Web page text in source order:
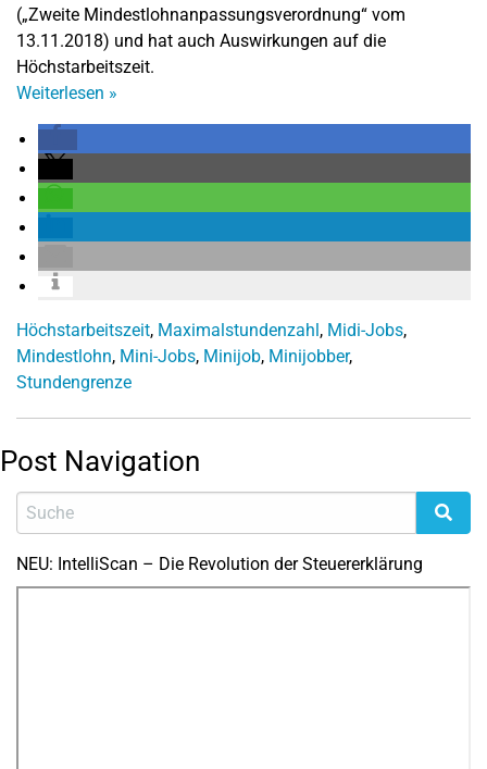
(„Zweite Mindestlohnanpassungsverordnung“ vom
13.11.2018) und hat auch Auswirkungen auf die
Höchstarbeitszeit.
Weiterlesen »
Höchstarbeitszeit, Maximalstundenzahl, Midi-Jobs,
Mindestlohn, Mini-Jobs, Minijob, Minijobber,
Stundengrenze
Post Navigation
NEU: IntelliScan – Die Revolution der Steuererklärung